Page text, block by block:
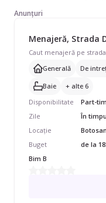
Anunțuri
Generală
De
Baie
+ alte 6
Disponibilitate
Part-
Zile
În
Locație
Buget
de la
Bim B